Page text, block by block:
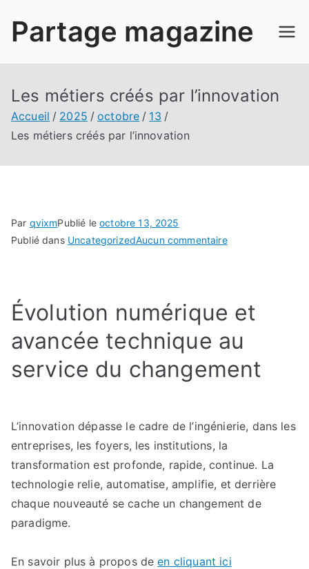
Partage magazine
Les métiers créés par l’innovation
Accueil 2025 octobre
13
Les métiers créés par l’innovation
Par qvixmPublié leoctobre 13, 2025
Publié dans UncategorizedAucun commentairesur
par
Évolution numérique et
avancée technique au
service du changement
L’innovation dépasse le cadre de l’ingénierie, dans les
entreprises, les foyers, les institutions, la
transformation est profonde, rapide, continue. La
technologie relie, automatise, amplifie, et derrière
chaque nouveauté se cache un changement de
paradigme.
En savoir plus à propos deen cliquant ici